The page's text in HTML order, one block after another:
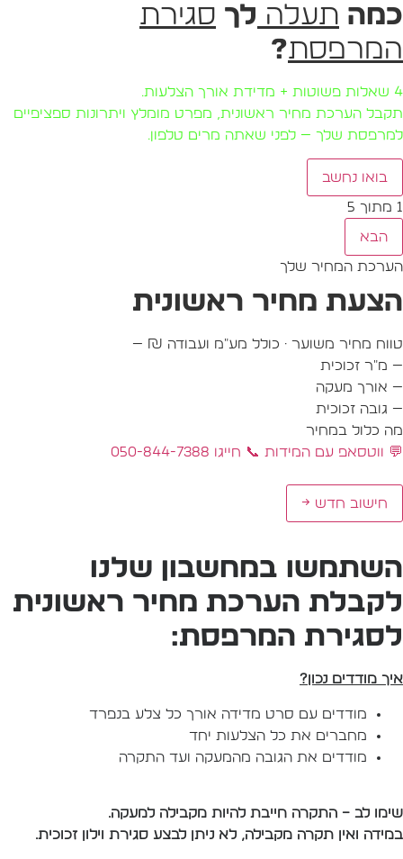
תעלה לך סגירת
?
אורך הצלעות.
הערכת מחיר ראשונית, מפרט מומלץ ויתרונות ספציפיים
שלך — לפני שאתה מרים טלפון.
בואו נחשב
5
הבא
המחיר שלך
מחיר ראשונית
מחיר משוער · כולל מע״מ ועבודה
₪ —
מ״ר זכוכית
אורך מעקה
גובה זכוכית
כלול במחיר
ווטסאפ עם המידות
📞 חייגו 050-844-7388
חישוב חדש →
במחשבון שלנו
הערכת מחיר ראשונית
המרפסת:
מודדיםנכון?
מודדים עם סרט מדידה אורך כל צלע בנפרד
מחברים את כל הצלעות יחד
מודדים את הגובה מהמעקה ועד התקרה
לב – התקרה חייבת להיות מקבילה למעקה.
ואין תקרה מקבילה, לא ניתן לבצע סגירת וילון זכוכית.